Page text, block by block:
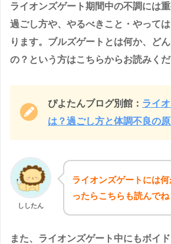
ライオンズゲート期間中の不調には重
過ごし方や、やるべきこと・やって
ります。ブルズゲートとは何か、ど
の？という方はこちらからお読みくだ
ぴよたんブログ別館： ライ
は？過ごし方と体調不良の
ししたん
ライオンズゲートには
ったらこちらも読んでね
また、ライオンズゲート中にもボイ